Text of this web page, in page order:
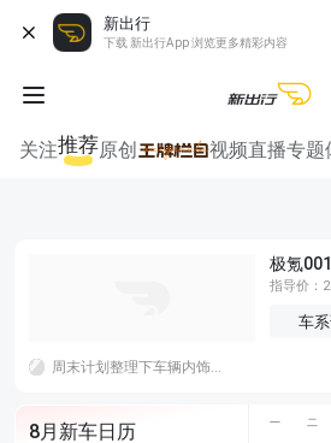
新出行
下载 新出行App 浏览更多精彩内容
关注推荐原创 视频直播专题
极氪001
指导价：
车
周末计划整理下车辆内饰，做点内饰简单清洁。
8月新车日历 一 二